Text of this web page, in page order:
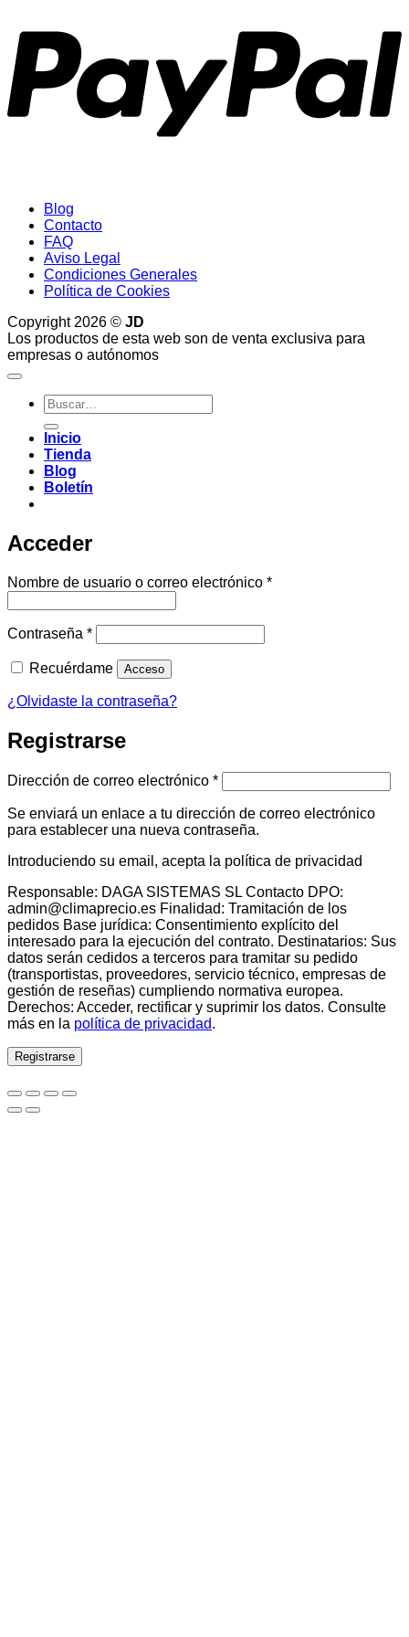
Blog
Contacto
FAQ
Aviso Legal
Condiciones Generales
Política de Cookies
Copyright 2026 © JD
Los productos de esta web son de venta exclusiva para
empresas o autónomos
Buscar
por:
Inicio
Tienda
Blog
Boletín
Acceder
Nombre de usuario o correo electrónico *Obligatorio
Contraseña *Obligatorio
Recuérdame Acceso
¿Olvidaste la contraseña?
Registrarse
Dirección de correo electrónico *Obligatorio
Se enviará un enlace a tu dirección de correo electrónico
para establecer una nueva contraseña.
Introduciendo su email, acepta la política de privacidad
Responsable: DAGA SISTEMAS SL Contacto DPO:
admin@climaprecio.es Finalidad: Tramitación de los
pedidos Base jurídica: Consentimiento explícito del
interesado para la ejecución del contrato. Destinatarios: Sus
datos serán cedidos a terceros para tramitar su pedido
(transportistas, proveedores, servicio técnico, empresas de
gestión de reseñas) cumpliendo normativa europea.
Derechos: Acceder, rectificar y suprimir los datos. Consulte
más en la política de privacidad.
Registrarse